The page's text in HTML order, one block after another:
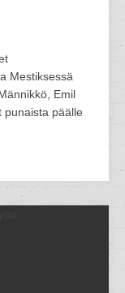
Mestiksessä
Emil
punaista päälle